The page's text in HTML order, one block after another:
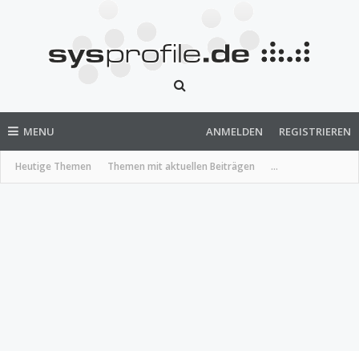
MENU
Heutige Themen Themen mit aktuellen Beiträgen ...
ANMELDEN REGISTRIEREN